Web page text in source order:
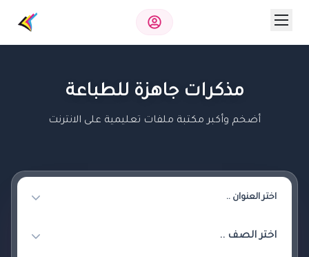
مذكرات جاهزة للطباعة
أضخم وأكبر مكتبة ملفات تعليمية على الانترنت